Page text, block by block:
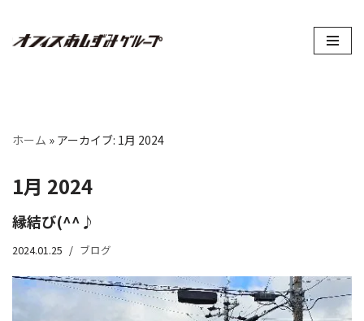
コ
へ
キ
プ
ホーム » アーカイブ: 1月 2024
1月 2024
縁結び(^^♪
2024.01.25 ブログ